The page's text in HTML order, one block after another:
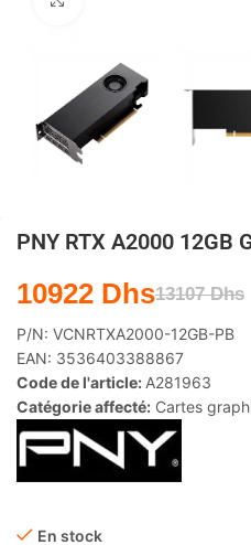
PNY RTX A2000 12GB
13107Dhs
10922 Dhs
P/N: VCNRTXA2000-12GB-PB
EAN: 3536403388867
Code de l'article: A281963
Catégorie affecté: Cartes
En stock